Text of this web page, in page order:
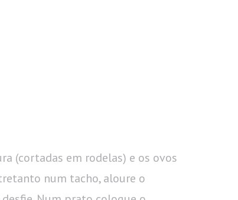
(cortadas em rodelas) e os ovos
num tacho, aloure o